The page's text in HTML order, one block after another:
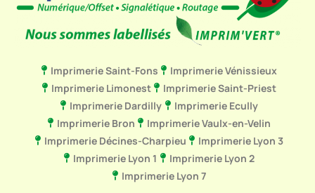
Imprimerie Saint-Fons
Imprimerie Vénissieux
Imprimerie Limonest
Imprimerie Saint-Priest
Imprimerie Dardilly
Imprimerie Ecully
Imprimerie Bron
Imprimerie Vaulx-en-Velin
Imprimerie Décines-Charpieu
Imprimerie Lyon 3
Imprimerie Lyon 1
Imprimerie Lyon 2
Imprimerie Lyon 7